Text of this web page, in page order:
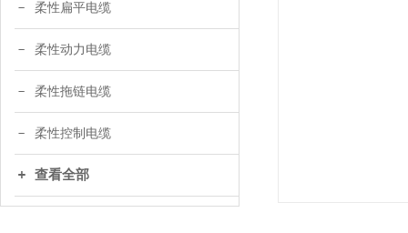
柔性扁平电缆
柔性动力电缆
柔性拖链电缆
柔性控制电缆
查看全部